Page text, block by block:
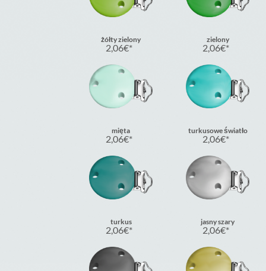
żółty zielony
2,06€
zielony
2,06€
mięta
2,06€
turkusowe światło
2,06€
turkus
2,06€
jasny szary
2,06€